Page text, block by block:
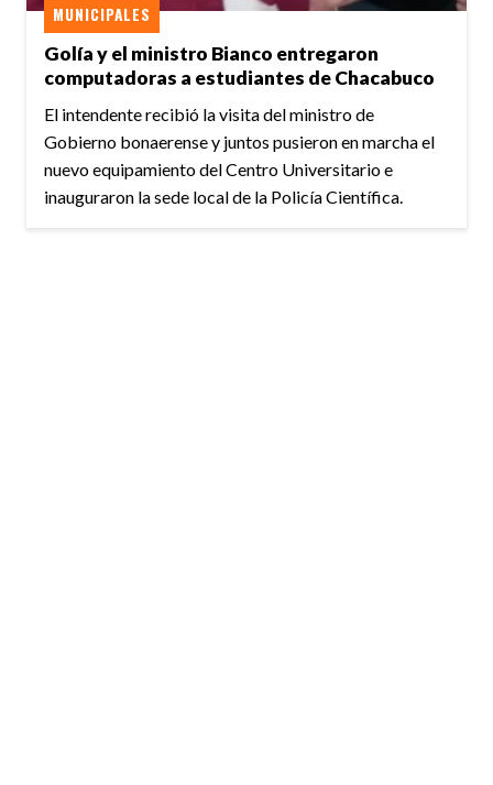
Golía y el ministro Bianco entregaron
computadoras a estudiantes de Chacabuco
MUNICIPALES
El intendente recibió la visita del ministro de
Gobierno bonaerense y juntos pusieron en marcha el
nuevo equipamiento del Centro Universitario e
inauguraron la sede local de la Policía Científica.